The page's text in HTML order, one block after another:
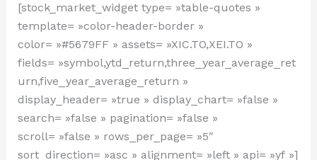
[stock_market_widget type= »table-quotes »
template= »color-header-border »
color= »#5679FF » assets= »XIC.TO,XEI.TO »
fields= »symbol,ytd_return,three_year_average_ret
urn,five_year_average_return »
display_header= »true » display_chart= »false »
search= »false » pagination= »false »
scroll= »false » rows_per_page= »5″
sort_direction= »asc » alignment= »left » api= »yf »]